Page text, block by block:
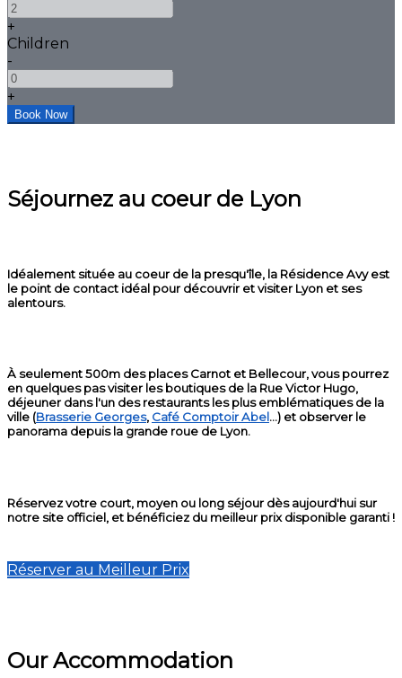
+
Children
-
+
Séjournez au coeur de Lyon
Idéalement située au coeur de la presqu'île, la Résidence Avy est
le point de contact idéal pour découvrir et visiter Lyon et ses
alentours.
À seulement 500m des places Carnot et Bellecour, vous pourrez
en quelques pas visiter les boutiques de la Rue Victor Hugo,
déjeuner dans l'un des restaurants les plus emblématiques de la
ville (Brasserie Georges, Café Comptoir Abel...) et observer le
panorama depuis la grande roue de Lyon.
Réservez votre court, moyen ou long séjour dès aujourd'hui sur
notre site officiel, et bénéficiez du meilleur prix disponible garanti !
Réserver au Meilleur Prix
Our Accommodation